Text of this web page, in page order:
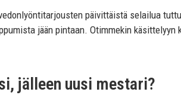
päivittäistä selailua
jään pintaan. Otimmekin käsittelyyn
jälleen uusi mestari?